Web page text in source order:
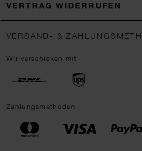
VERTRAG WIDERRUFEN
VERSAND- &
Wir verschicken mit
Zahlungsmethoden